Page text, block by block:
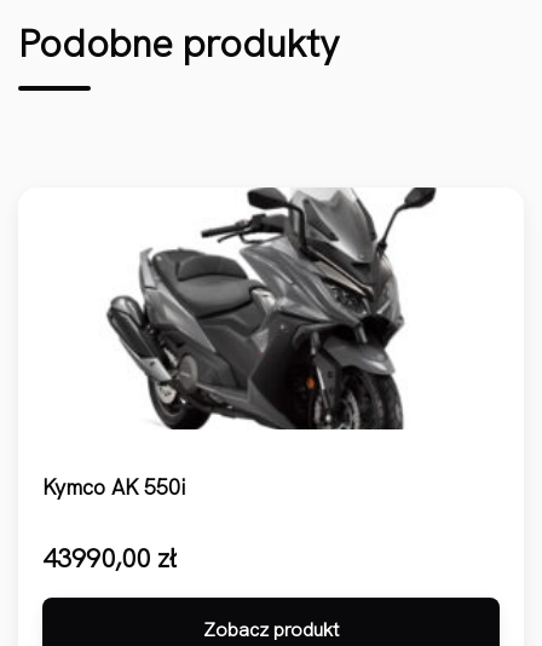
Podobne produkty
Kymco AK 550i
43990,00 zł
Zobacz produkt